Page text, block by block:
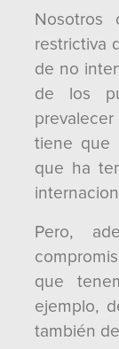
Nosotros
restrictiva
de no
de los
tiene que
que ha
Pero,
que
ejemplo,
también